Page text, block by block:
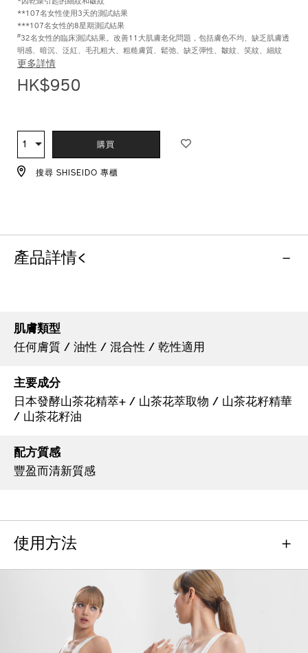
*因乾燥引起的細紋和皺紋
**107名女性使用3天的測試結果
***107名女性的8星期測試結果
#32名女性的臨床測試結果。改善11大肌膚老化問題，包括膚色不均、缺乏肌膚透
明感、暗沉、泛紅、毛孔粗大、粗糙膚質、鬆弛、缺乏彈性、皺紋、笑紋、細紋
更多詳情
HK$950
TO
CART
OPTIONS
ACTIONS
數
量
1 購買
搜尋 SHISEIDO 專櫃
產品詳情<
肌膚類型
任何膚質 / 油性 / 混合性 / 乾性適用
主要成分
日本發酵山茶花精萃+ / 山茶花萃取物 / 山茶花籽精華
/ 山茶花籽油
配方質感
豐盈而清新質感
使用方法